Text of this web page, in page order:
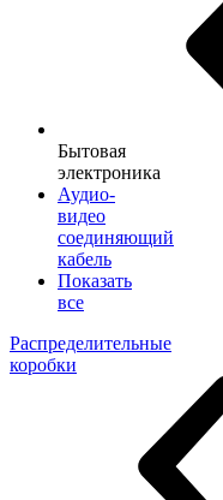
Бытовая
электроника
Аудио-
видео
соединяющий
кабель
Показать
все
Распределительные
коробки